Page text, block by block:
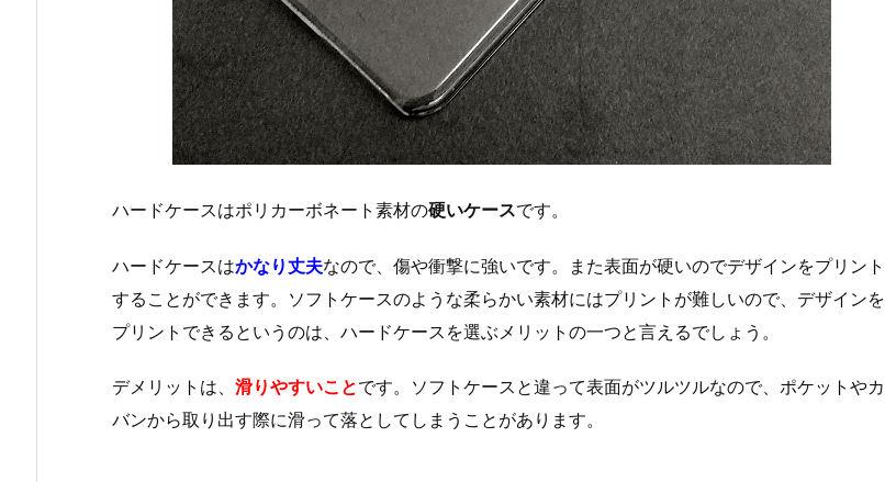
ハードケースはポリカーボネート素材の硬いケースです。
ハードケースはかなり丈夫なので、傷や衝撃に強いです。また表面が硬いのでデザインをプリント
することができます。ソフトケースのような柔らかい素材にはプリントが難しいので、デザインを
プリントできるというのは、ハードケースを選ぶメリットの一つと言えるでしょう。
デメリットは、 滑りやすいことです。ソフトケースと違って表面がツルツルなので、ポケットやカ
バンから取り出す際に滑って落としてしまうことがあります。